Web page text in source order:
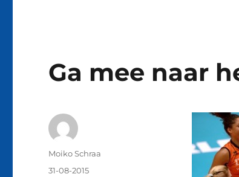
Ga mee naar
Auteur
Moiko Schraa
Geplaatst
31-08-2015